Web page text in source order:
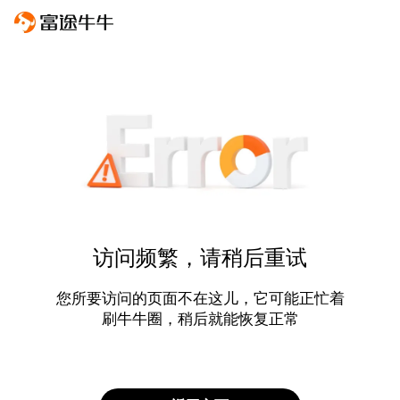
访问频繁，请稍后重试
您所要访问的页面不在这儿，它可能正忙着
刷牛牛圈，稍后就能恢复正常